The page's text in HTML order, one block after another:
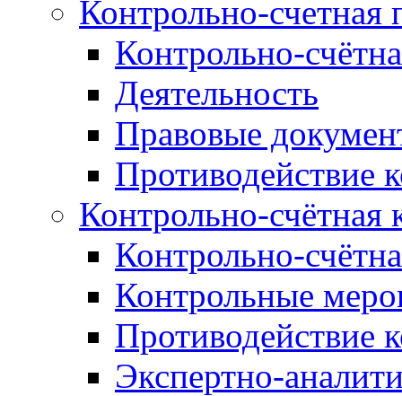
Контрольно-счетная
Контрольно-
Деятельность
Правовые
Противодействие
Контрольно-счётная
Контрольно-
Контрольные
Противодействие
Экспертно-